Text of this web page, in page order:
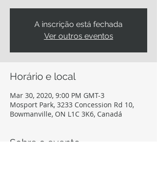
A inscrição está fechada
Ver outros eventos
Horário e local
Mar 30, 2020, 9:00 PM GMT-3
Mosport Park, 3233 Concession Rd 10,
Bowmanville, ON L1C 3K6, Canadá
Sobre o evento